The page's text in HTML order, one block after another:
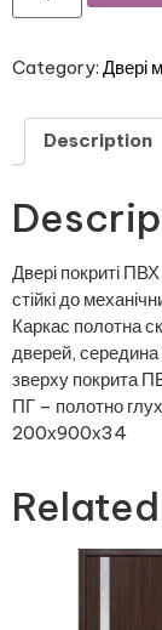
Category: Двері
Description
Двері покриті
стійкі до
Каркас полотна
дверей,
зверху покрита
ПГ – полотно
200х900х34